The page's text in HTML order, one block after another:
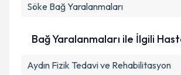
Söke Bağ Yaralanmaları
Bağ Yaralanmaları ile İlgili
Aydın Fizik Tedavi ve Rehabilitasyon